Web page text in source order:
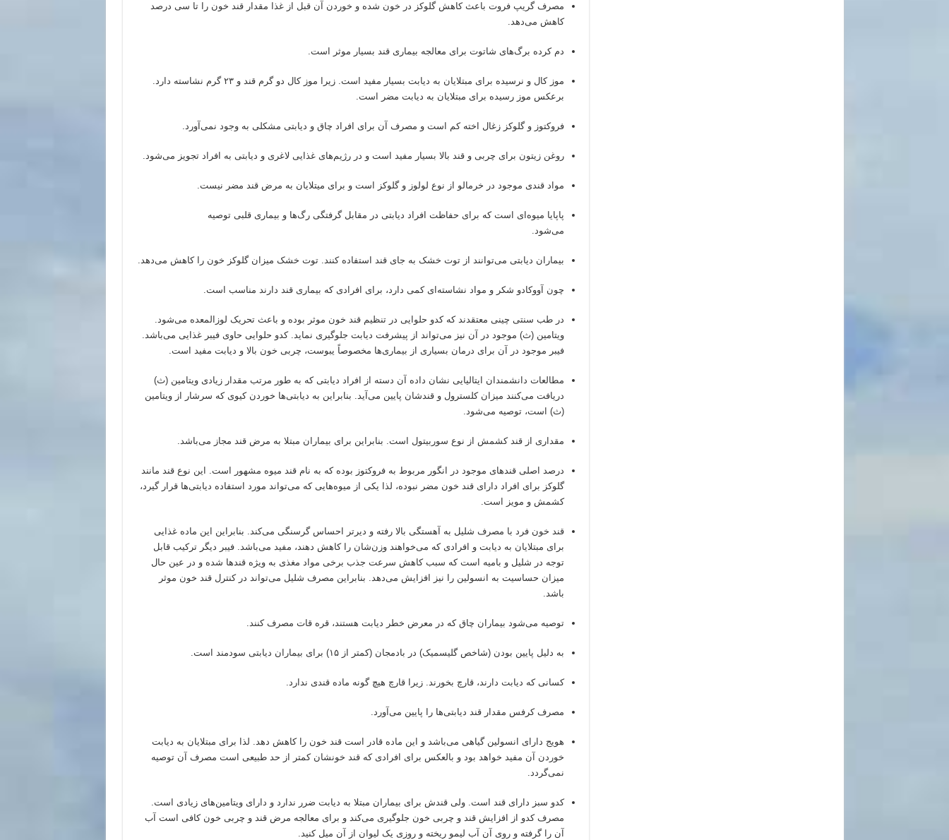
مصرف گریپ فروت باعث کاهش گلوکز در خون شده و خوردن آن قبل از غذا مقدار قند خون را تا سی درصد
کاهش می‌دهد.
دم کرده برگ‌های شاتوت برای معالجه بیماری قند بسیار موثر است.
موز کال و نرسیده برای مبتلایان به دیابت بسیار مفید است. زیرا موز کال دو گرم قند و ۲۳ گرم نشاسته دارد.
برعکس موز رسیده برای مبتلایان به دیابت مضر است.
فروکتوز و گلوکز زغال اخته کم است و مصرف آن برای افراد چاق و دیابتی مشکلی به وجود نمی‌آورد.
روغن زیتون برای چربی و قند بالا بسیار مفید است و در رژیم‌های غذایی لاغری و دیابتی به افراد تجویز می‌شود.
مواد قندی موجود در خرمالو از نوع لولوز و گلوکز است و برای میتلایان به مرض قند مضر نیست.
پاپایا میوه‌ای است که برای حفاظت افراد دیابتی در مقابل گرفتگی رگ‌ها و بیماری قلبی توصیه
می‌شود.
بیماران دیابتی می‌توانند از توت خشک به جای قند استفاده کنند. توت خشک میزان گلوکز خون را کاهش می‌دهد.
چون آووکادو شکر و مواد نشاسته‌ای کمی دارد، برای افرادی که بیماری قند دارند مناسب است.
در طب سنتی چینی معتقدند که کدو حلوایی در تنظیم قند خون موثر بوده و باعث تحریک لوزالمعده می‌شود.
ویتامین (ث) موجود در آن نیز می‌تواند از پیشرفت دیابت جلوگیری نماید. کدو حلوایی حاوی فیبر غذایی می‌باشد.
فیبر موجود در آن برای درمان بسیاری از بیماری‌ها مخصوصاً یبوست، چربی خون بالا و دیابت مفید است.
مطالعات دانشمندان ایتالیایی نشان داده آن دسته از افراد دیابتی که به طور مرتب مقدار زیادی ویتامین (ث)
دریافت می‌کنند میزان کلسترول و قندشان پایین می‌آید. بنابراین به دیابتی‌ها خوردن کیوی که سرشار از ویتامین
(ث) است، توصیه می‌شود.
مقداری از قند کشمش از نوع سوربیتول است. بنابراین برای بیماران مبتلا به مرض قند مجاز می‌باشد.
درصد اصلی قندهای موجود در انگور مربوط به فروکتوز بوده که به نام قند میوه مشهور است. این نوع قند مانند
گلوکز برای افراد دارای قند خون مضر نبوده، لذا یکی از میوه‌هایی که می‌تواند مورد استفاده دیابتی‌ها قرار گیرد،
کشمش و مویز است.
قند خون فرد با مصرف شلیل به آهستگی بالا رفته و دیرتر احساس گرسنگی می‌کند. بنابراین این ماده غذایی
برای مبتلایان به دیابت و افرادی که می‌خواهند وزن‌شان را کاهش دهند، مفید می‌باشد. فیبر دیگر ترکیب قابل
توجه در شلیل و بامیه است که سبب کاهش سرعت جذب برخی مواد مغذی به ویژه قندها شده و در عین حال
میزان حساسیت به انسولین را نیز افزایش می‌دهد. بنابراین مصرف شلیل می‌تواند در کنترل قند خون موثر
باشد.
توصیه می‌شود بیماران چاق که در معرض خطر دیابت هستند، قره قات مصرف کنند.
به دلیل پایین بودن (شاخص گلیسمیک) در بادمجان (کمتر از ۱۵) برای بیماران دیابتی سودمند است.
کسانی که دیابت دارند، قارچ بخورند. زیرا قارچ هیچ گونه ماده قندی ندارد.
مصرف کرفس مقدار قند دیابتی‌ها را پایین می‌آورد.
هویج دارای انسولین گیاهی می‌باشد و این ماده قادر است قند خون را کاهش دهد. لذا برای مبتلایان به دیابت
خوردن آن مفید خواهد بود و بالعکس برای افرادی که قند خونشان کمتر از حد طبیعی است مصرف آن توصیه
نمی‌گردد.
کدو سبز دارای قند است. ولی قندش برای بیماران مبتلا به دیابت ضرر ندارد و دارای ویتامین‌های زیادی است.
مصرف کدو از افزایش قند و چربی خون جلوگیری می‌کند و برای معالجه مرض قند و چربی خون کافی است آب
آن را گرفته و روی آن آب لیمو ریخته و روزی یک لیوان از آن میل کنید.